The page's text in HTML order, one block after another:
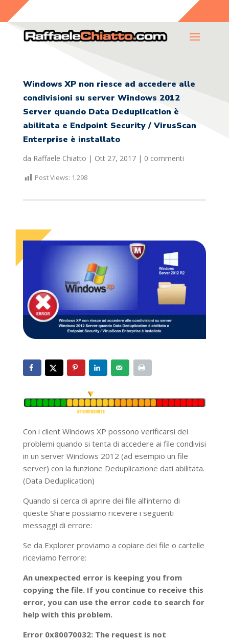
Windows XP non riesce ad accedere alle
condivisioni su server Windows 2012
Server quando Data Deduplication è
abilitata e Endpoint Security / VirusScan
Enterprise è installato
da Raffaele Chiatto | Ott 27, 2017| 0 commenti
Post Views: 1.298
Con i client Windows XP possono verificarsi dei
problemi quando si tenta di accedere ai file condivisi
in un server Windows 2012 (ad esempio un file
server) con la funzione Deduplicazione dati abilitata.
(Data Deduplication)
Quando si cerca di aprire dei file all’interno di
queste Share possiamo ricevere i seguenti
messaggi di errore:
Se da Explorer proviamo a copiare dei file o cartelle
riceviamo l’errore:
An unexpected error is keeping you from
copying the file. If you continue to receive this
error, you can use the error code to search for
help with this problem.
Error 0x80070032: The request is not